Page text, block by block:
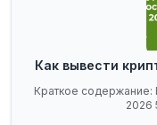
Как вывести
Краткое содержание:
2026